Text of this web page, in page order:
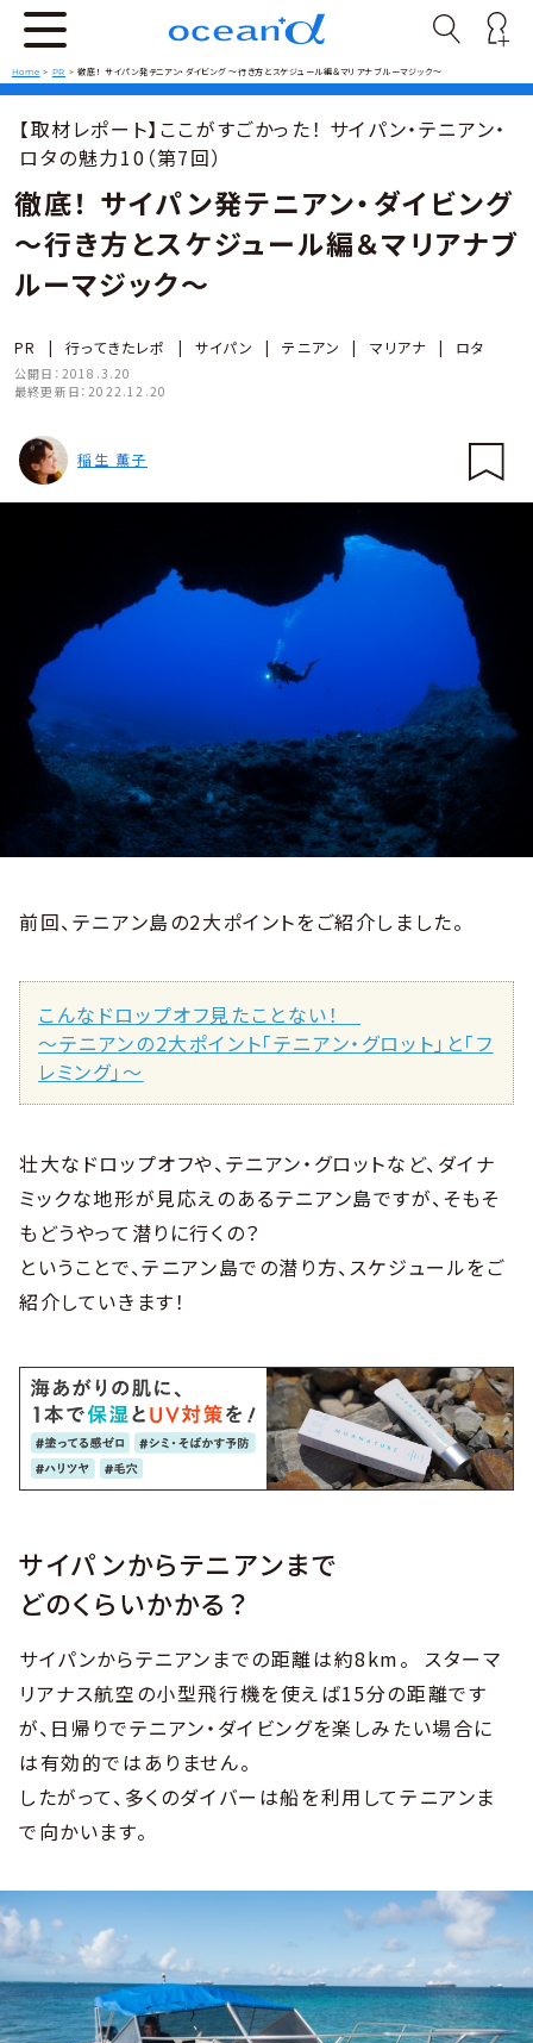
Home > PR >徹底！ サイパン発テニアン・ダイビング ～行き方とスケジュール編＆マリアナブルーマジック～
【取材レポート】ここがすごかった！ サイパン・テニアン・
ロタの魅力10（第7回）
徹底！ サイパン発テニアン・ダイビング
～行き方とスケジュール編＆マリアナブ
ルーマジック～
PR | 行ってきたレポ | サイパン | テニアン | マリアナ | ロタ
公開日： 2018.3.20
最終更新日： 2022.12.20
稲生 薫子
前回、テニアン島の2大ポイントをご紹介しました。
こんなドロップオフ見たことない！
〜テニアンの2大ポイント「テニアン・グロット」と「フ
レミング」〜
壮大なドロップオフや、テニアン・グロットなど、ダイナ
ミックな地形が見応えのあるテニアン島ですが、そもそ
もどうやって潜りに行くの？
ということで、テニアン島での潜り方、スケジュールをご
紹介していきます！
サイパンからテニアンまで
どのくらいかかる？
サイパンからテニアンまでの距離は約8km。 スターマ
リアナス航空の小型飛行機を使えば15分の距離です
が、日帰りでテニアン・ダイビングを楽しみたい場合に
は有効的ではありません。
したがって、多くのダイバーは船を利用してテニアンま
で向かいます。